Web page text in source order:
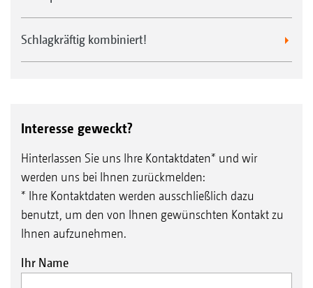
Schlagkräftig kombiniert!
Interesse geweckt?
Hinterlassen Sie uns Ihre Kontaktdaten* und wir
werden uns bei Ihnen zurückmelden:
* Ihre Kontaktdaten werden ausschließlich dazu
benutzt, um den von Ihnen gewünschten Kontakt zu
Ihnen aufzunehmen.
Ihr Name